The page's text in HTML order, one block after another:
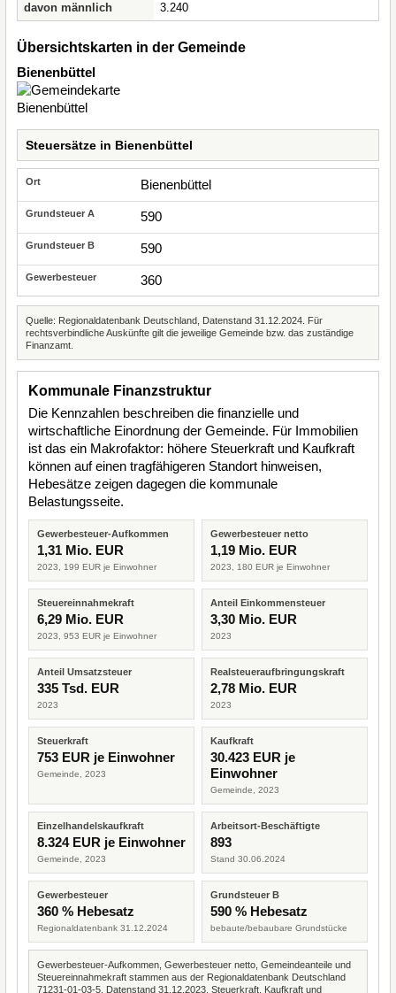
davon männlich
3.240
Übersichtskarten in der Gemeinde
Bienenbüttel
Steuersätze in Bienenbüttel
Bienenbüttel
590
590
360
Quelle: Regionaldatenbank Deutschland, Datenstand 31.12.2024. Für
rechtsverbindliche Auskünfte gilt die jeweilige Gemeinde bzw. das zuständige
Finanzamt.
Kommunale Finanzstruktur
Die Kennzahlen beschreiben die finanzielle und
wirtschaftliche Einordnung der Gemeinde. Für Immobilien
ist das ein Makrofaktor: höhere Steuerkraft und Kaufkraft
können auf einen tragfähigeren Standort hinweisen,
Hebesätze zeigen dagegen die kommunale
Belastungsseite.
Gewerbesteuer-Aufkommen
1,31 Mio. EUR
2023, 199 EUR je Einwohner
Gewerbesteuer netto
1,19 Mio. EUR
2023, 180 EUR je Einwohner
Steuereinnahmekraft
6,29 Mio. EUR
2023, 953 EUR je Einwohner
Anteil Einkommensteuer
3,30 Mio. EUR
2023
Anteil Umsatzsteuer
335 Tsd. EUR
2023
Realsteueraufbringungskraft
2,78 Mio. EUR
2023
Steuerkraft
753 EUR je Einwohner
Gemeinde, 2023
Kaufkraft
30.423 EUR je
Einwohner
Gemeinde, 2023
Einzelhandelskaufkraft
8.324 EUR je Einwohner
Gemeinde, 2023
Arbeitsort-Beschäftigte
893
Stand 30.06.2024
Gewerbesteuer
360 % Hebesatz
Regionaldatenbank 31.12.2024
Grundsteuer B
590 % Hebesatz
bebaute/bebaubare Grundstücke
Gewerbesteuer-Aufkommen, Gewerbesteuer netto, Gemeindeanteile und
Steuereinnahmekraft stammen aus der Regionaldatenbank Deutschland
71231-01-03-5, Datenstand 31.12.2023. Steuerkraft, Kaufkraft und